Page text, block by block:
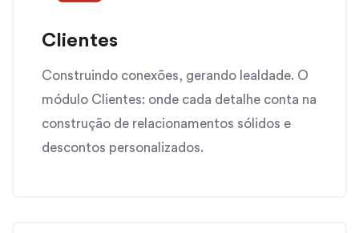
Clientes
Construindo conexões, gerando lealdade. O
módulo Clientes: onde cada detalhe conta na
construção de relacionamentos sólidos e
descontos personalizados.